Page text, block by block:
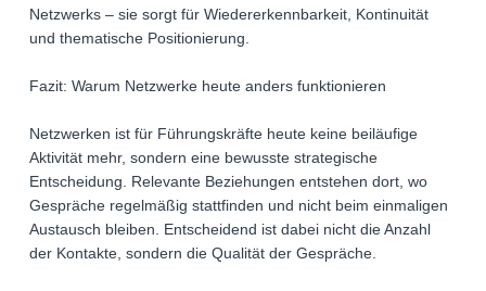
Netzwerks – sie sorgt für Wiedererkennbarkeit, Kontinuität
und thematische Positionierung.
Fazit: Warum Netzwerke heute anders funktionieren
Netzwerken ist für Führungskräfte heute keine beiläufige
Aktivität mehr, sondern eine bewusste strategische
Entscheidung. Relevante Beziehungen entstehen dort, wo
Gespräche regelmäßig stattfinden und nicht beim einmaligen
Austausch bleiben. Entscheidend ist dabei nicht die Anzahl
der Kontakte, sondern die Qualität der Gespräche.